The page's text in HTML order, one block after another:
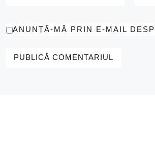
ANUNȚĂ-MĂ PRIN E-MAIL